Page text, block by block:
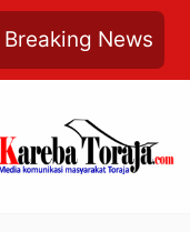
Breaking News